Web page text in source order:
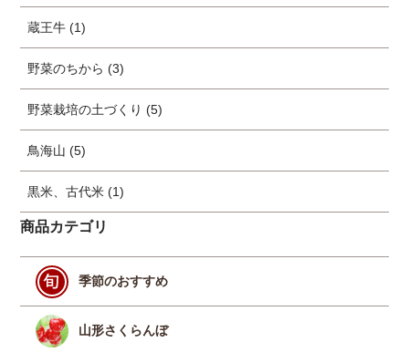
蔵王牛 (1)
野菜のちから (3)
野菜栽培の土づくり (5)
鳥海山 (5)
黒米、古代米 (1)
商品カテゴリ
季節のおすすめ
山形さくらんぼ